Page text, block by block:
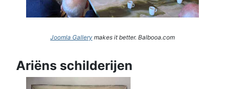
Joomla Gallery makes it better. Balbooa.com
Ariëns schilderijen